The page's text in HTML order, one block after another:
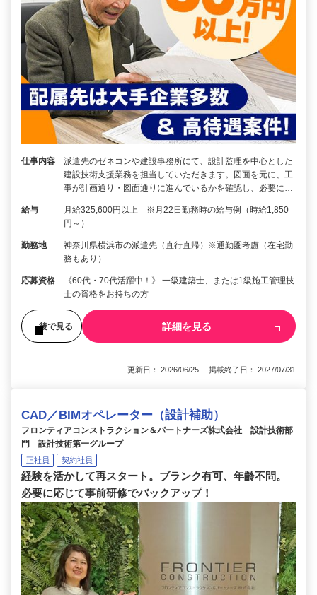
仕事内容
派遣先のゼネコンや建設事務所にて、設計監理を中心とした
建設技術支援業務を担当していただきます。図面を元に、工
事が計画通り・図面通りに進んでいるかを確認し、必要に…
給与
月給325,600円以上 ※月22日勤務時の給与例（時給1,850
円～）
勤務地
神奈川県横浜市の派遣先（直行直帰）※通勤圏考慮（在宅勤
務もあり）
応募資格
《60代・70代活躍中！》 一級建築士、または1級施工管理技
士の資格をお持ちの方
後で見る 詳細を見る
更新日： 2026/06/25 掲載終了日： 2027/07/31
CAD／BIMオペレーター（設計補助）
フロンティアコンストラクション＆パートナーズ株式会社 設計技術部
門 設計技術第一グループ
正社員 契約社員
経験を活かして再スタート。ブランク有可、年齢不問。
必要に応じて事前研修でバックアップ！